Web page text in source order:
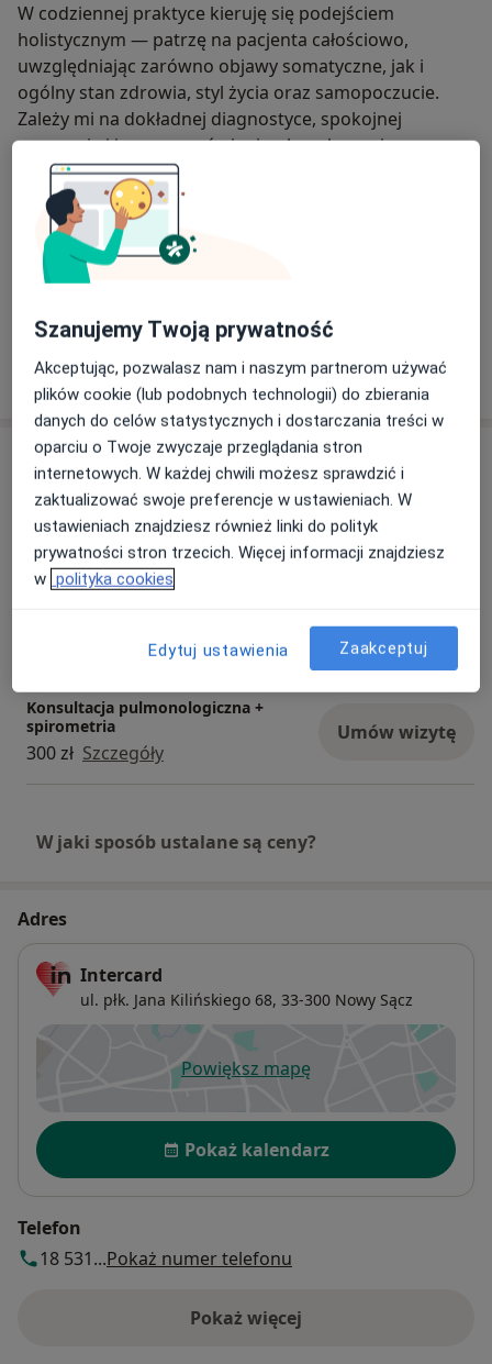
W codziennej praktyce kieruję się podejściem
holistycznym — patrzę na pacjenta całościowo,
uwzględniając zarówno objawy somatyczne, jak i
ogólny stan zdrowia, styl życia oraz samopoczucie.
Zależy mi na dokładnej diagnostyce, spokojnej
rozmowie i jasnym omówieniu planu leczenia.
Przyjmuję osoby dorosłe w ramach wizyt
stacjonarnych. Oferuję szybkie terminy konsultacji i
dbam o to, aby każda wizyta odbywała się w
atmosferze zaufania, spokoju i wzajemnego szacunku
Stacjonarne Zobacz lokalizacje (1)
Usługi i ceny
Konsultacja pulmonologiczna
(kolejna wizyta)
220 zł Szczegóły
Umów wizytę
Szczegóły
Umów wizytę
Konsultacja pulmonologiczna +
spirometria
300 zł Szczegóły
Umów wizytę
W jaki sposób ustalane są ceny?
Adres
Intercard
ul. płk. Jana Kilińskiego 68, 33-300 Nowy Sącz
Powiększ mapęotwiera się w nowej karcie
Dostępność
Pokaż kalendarz
Telefon
18 531...Pokaż numer telefonu
Pokaż więcej
o adresie
Szanujemy Twoją prywatność
Akceptując, pozwalasz nam i naszym partnerom używać
plików cookie (lub podobnych technologii) do zbierania
danych do celów statystycznych i dostarczania treści w
oparciu o Twoje zwyczaje przeglądania stron
internetowych. W każdej chwili możesz sprawdzić i
zaktualizować swoje preferencje w ustawieniach. W
ustawieniach znajdziesz również linki do polityk
prywatności stron trzecich. Więcej informacji znajdziesz
w polityka cookies
Edytuj ustawienia Zaakceptuj